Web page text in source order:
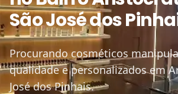
São José dos
Procurando cosméticos
qualidade e personalizados em
José dos Pinhais.